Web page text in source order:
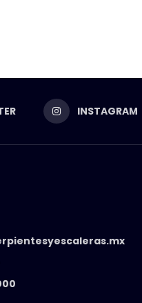
INSTAGRAM